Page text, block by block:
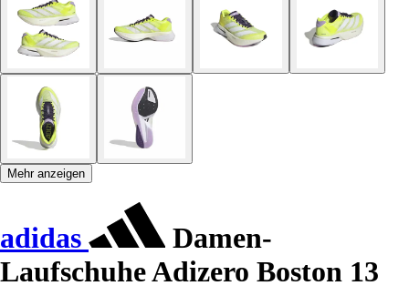
Mehr anzeigen
adidas
Damen-
Laufschuhe Adizero Boston 13